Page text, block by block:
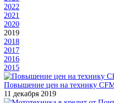
2022
2021
2020
2019
2018
2017
2016
2015
Повышение цен на технику
11 декабря 2019